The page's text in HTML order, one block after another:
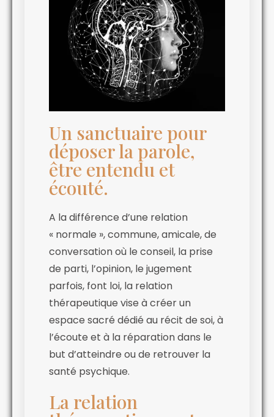
Un sanctuaire pour
déposer la parole,
être entendu et
écouté.
A la différence d’une relation
« normale », commune, amicale, de
conversation où le conseil, la prise
de parti, l’opinion, le jugement
parfois, font loi, la relation
thérapeutique vise à créer un
espace sacré dédié au récit de soi, à
l’écoute et à la réparation dans le
but d’atteindre ou de retrouver la
santé psychique.
La relation